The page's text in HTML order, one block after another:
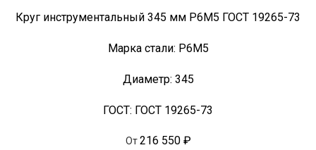
Круг инструментальный 345 мм Р6М5 ГОСТ 19265-73
Марка стали: Р6М5
Диаметр: 345
ГОСТ: ГОСТ 19265-73
От 216 550 ₽